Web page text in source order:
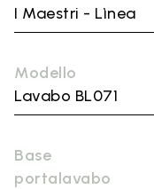
I Maestri - Lìnea
Modello
Lavabo BL071
Base
portalavabo